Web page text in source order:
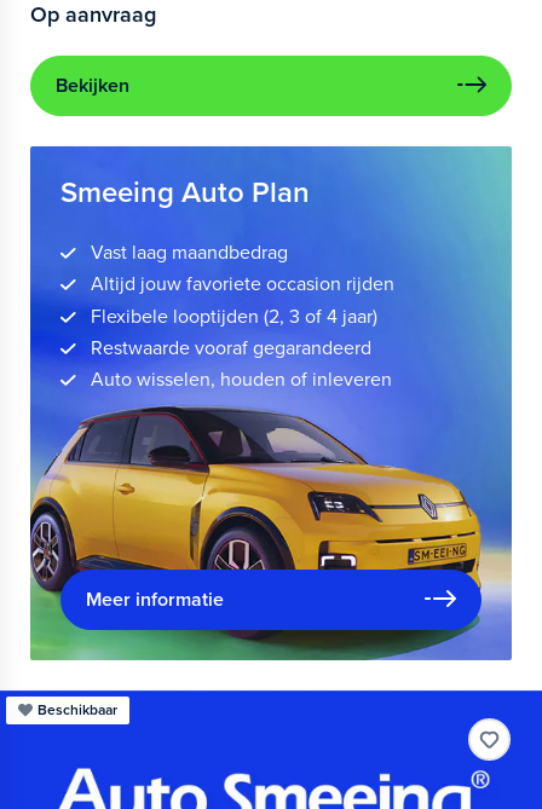
Op aanvraag
Bekijken
Smeeing Auto Plan
Vast laag maandbedrag
Altijd jouw favoriete occasion rijden
Flexibele looptijden (2, 3 of 4 jaar)
Restwaarde vooraf gegarandeerd
Auto wisselen, houden of inleveren
Meer informatie
Beschikbaar